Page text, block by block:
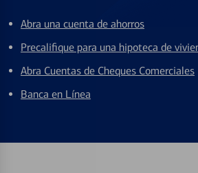
Abra una cuenta de ahorros
Precalifique para una hipoteca de
Abra Cuentas de Cheques Comerciales
Banca en Línea